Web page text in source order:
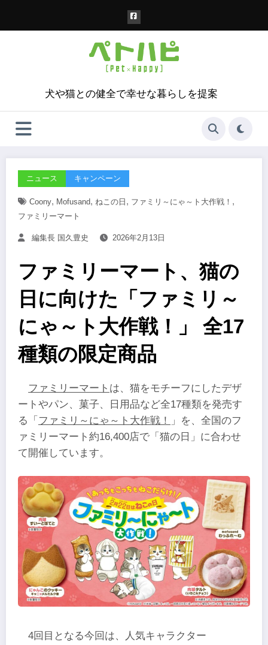
犬や猫との健全で幸せな暮らしを提案
ニュース キャンペーン
Coony, Mofusand, ねこの日 , ファミリ～にゃ～ト大作戦！ ,
ファミリーマート
編集長 国久豊史 2026年2月13日
ファミリーマート、猫の
日に向けた「ファミリ～
にゃ～ト大作戦！」 全17
種類の限定商品
ファミリーマート は、猫をモチーフにしたデザ
ートやパン、菓子、日用品など全17種類を発売す
る「 ファミリ～にゃ～ト大作戦！
」を、全国のフ
ァミリーマート約16,400店で「猫の日」に合わせ
て開催しています。
4回目となる今回は、人気キャラクター